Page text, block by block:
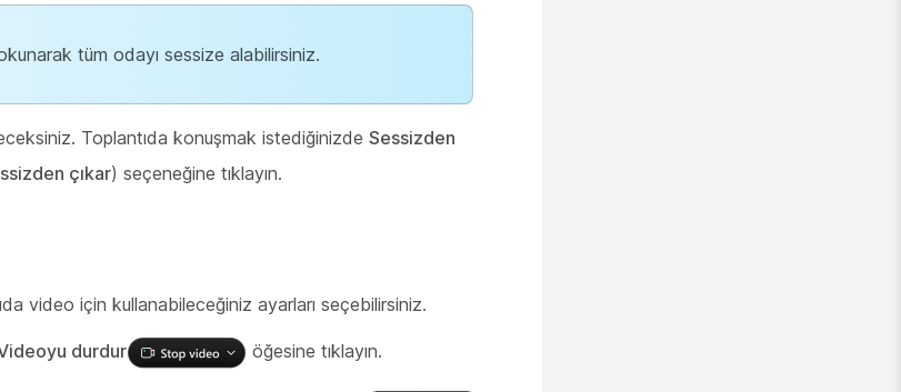
tüm odayı sessize alabilirsiniz.
Toplantıda konuşmak istediğinizde Sessizden
çıkar) seçeneğine tıklayın.
video için kullanabileceğiniz ayarları seçebilirsiniz.
durdur öğesine tıklayın.